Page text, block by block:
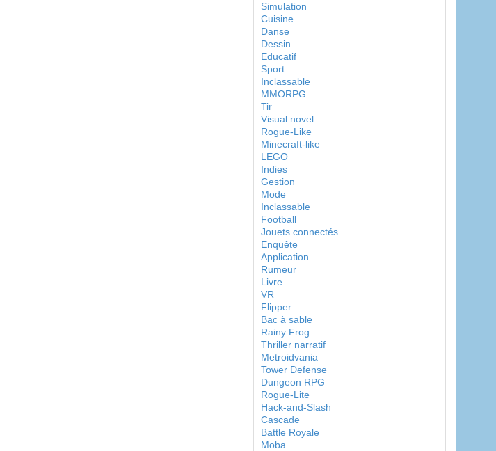
Simulation
Cuisine
Danse
Dessin
Educatif
Sport
Inclassable
MMORPG
Tir
Visual novel
Rogue-Like
Minecraft-like
LEGO
Indies
Gestion
Mode
Inclassable
Football
Jouets connectés
Enquête
Application
Rumeur
Livre
VR
Flipper
Bac à sable
Rainy Frog
Thriller narratif
Metroidvania
Tower Defense
Dungeon RPG
Rogue-Lite
Hack-and-Slash
Cascade
Battle Royale
Moba